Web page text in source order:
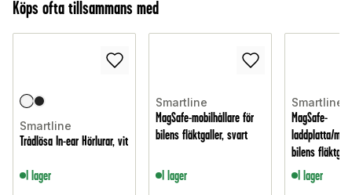
Köps ofta tillsammans med
Smartline
Trådlösa In-ear Hörlurar, vit
I lager
Smartline
MagSafe-mobilhållare för
bilens fläktgaller, svart
I lager
Smartline
MagSafe-
laddplatta/
bilens
I lager